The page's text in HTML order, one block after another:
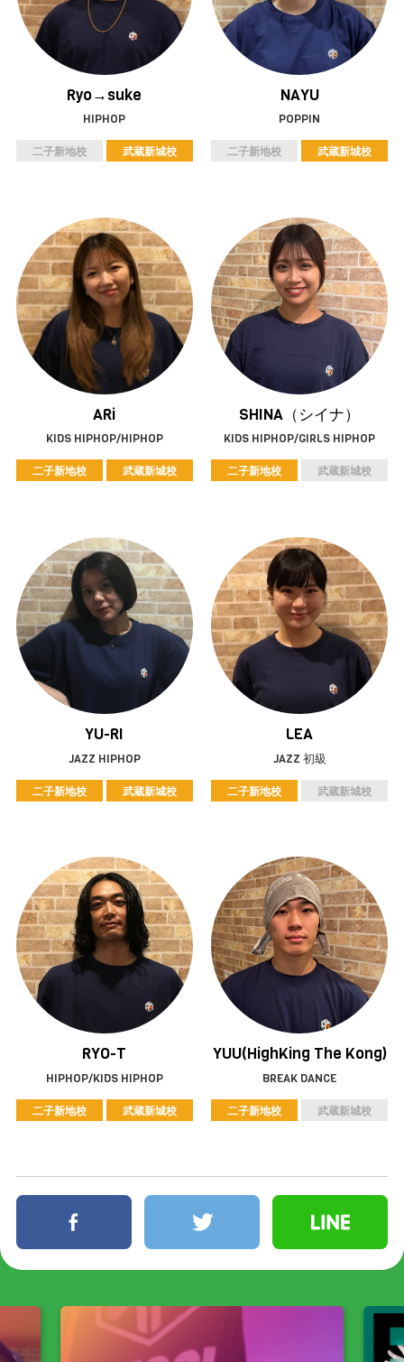
Ryo→suke
HIPHOP
二子新地校 武蔵新城校
NAYU
POPPIN
二子新地校 武蔵新城校
ARi
KIDS HIPHOP/HIPHOP
二子新地校 武蔵新城校
SHINA（シイナ）
KIDS HIPHOP/GIRLS HIPHOP
二子新地校 武蔵新城校
YU-RI
JAZZ HIPHOP
二子新地校 武蔵新城校
LEA
JAZZ 初級
二子新地校 武蔵新城校
RYO-T
HIPHOP/KIDS HIPHOP
二子新地校 武蔵新城校
YUU(HighKing The Kong)
BREAK DANCE
二子新地校 武蔵新城校